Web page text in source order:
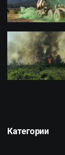
Категории